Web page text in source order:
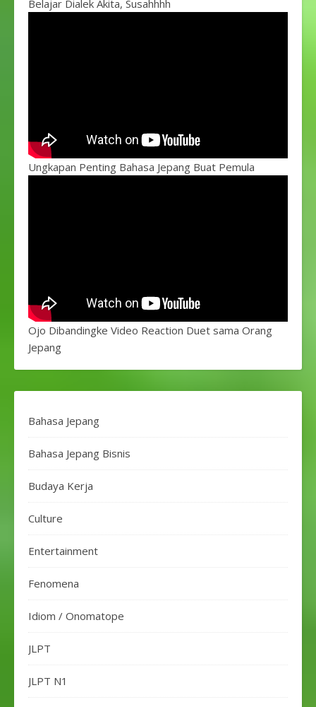
Belajar Dialek Akita, Susahhhh
Ungkapan Penting Bahasa Jepang Buat Pemula
Ojo Dibandingke Video Reaction Duet sama Orang
Jepang
Bahasa Jepang
Bahasa Jepang Bisnis
Budaya Kerja
Culture
Entertainment
Fenomena
Idiom / Onomatope
JLPT
JLPT N1